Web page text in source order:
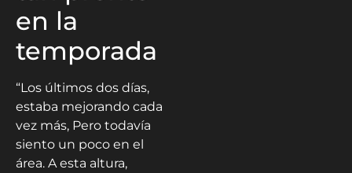
en la
temporada
“Los últimos dos días,
estaba mejorando cada
vez más, Pero todavía
siento un poco en el
área. A esta altura,